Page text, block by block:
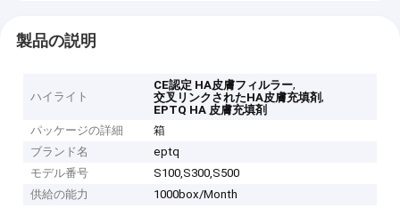
製品の説明
ハイライト
CE認定 HA皮膚フィルラー,
交叉リンクされたHA皮膚充填剤,
EPTQ HA 皮膚充填剤
パッケージの詳細
箱
ブランド名
eptq
モデル番号
S100,S300,S500
供給の能力
1000box/Month